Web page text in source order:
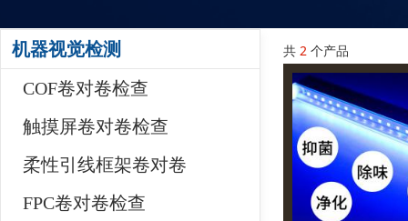
共 2 个产品
机器视觉检测
COF卷对卷检查
触摸屏卷对卷检查
柔性引线框架卷对卷
FPC卷对卷检查